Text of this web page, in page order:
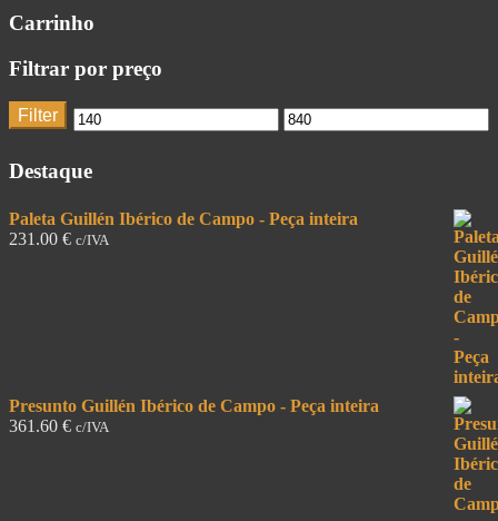
Carrinho
Filtrar por preço
Filter
Destaque
Paleta Guillén Ibérico de Campo - Peça inteira
231.00 € c/IVA
Presunto Guillén Ibérico de Campo - Peça inteira
361.60 € c/IVA